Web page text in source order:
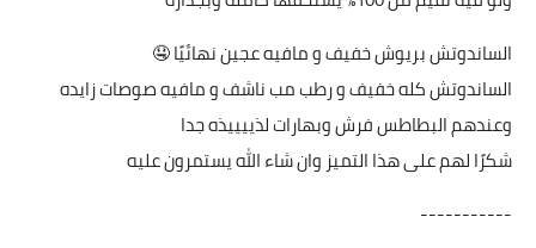
الساندوتش بريوش خفيف و مافيه عجين نهائيًا 🤤
الساندوتش كله خفيف و رطب مب ناشف و مافيه صوصات زايده
وعندهم البطاطس فرش وبهارات لذييييذه جدا
شكرًا لهم على هذا التميز وان شاء الله يستمرون عليه
-----------